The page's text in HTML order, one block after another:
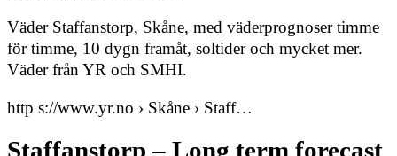
Väder Staffanstorp, Skåne, med väderprognoser timme
för timme, 10 dygn framåt, soltider och mycket mer.
Väder från YR och SMHI.
http s://www.yr.no › Skåne › Staff…
Staffanstorp – Long term forecast